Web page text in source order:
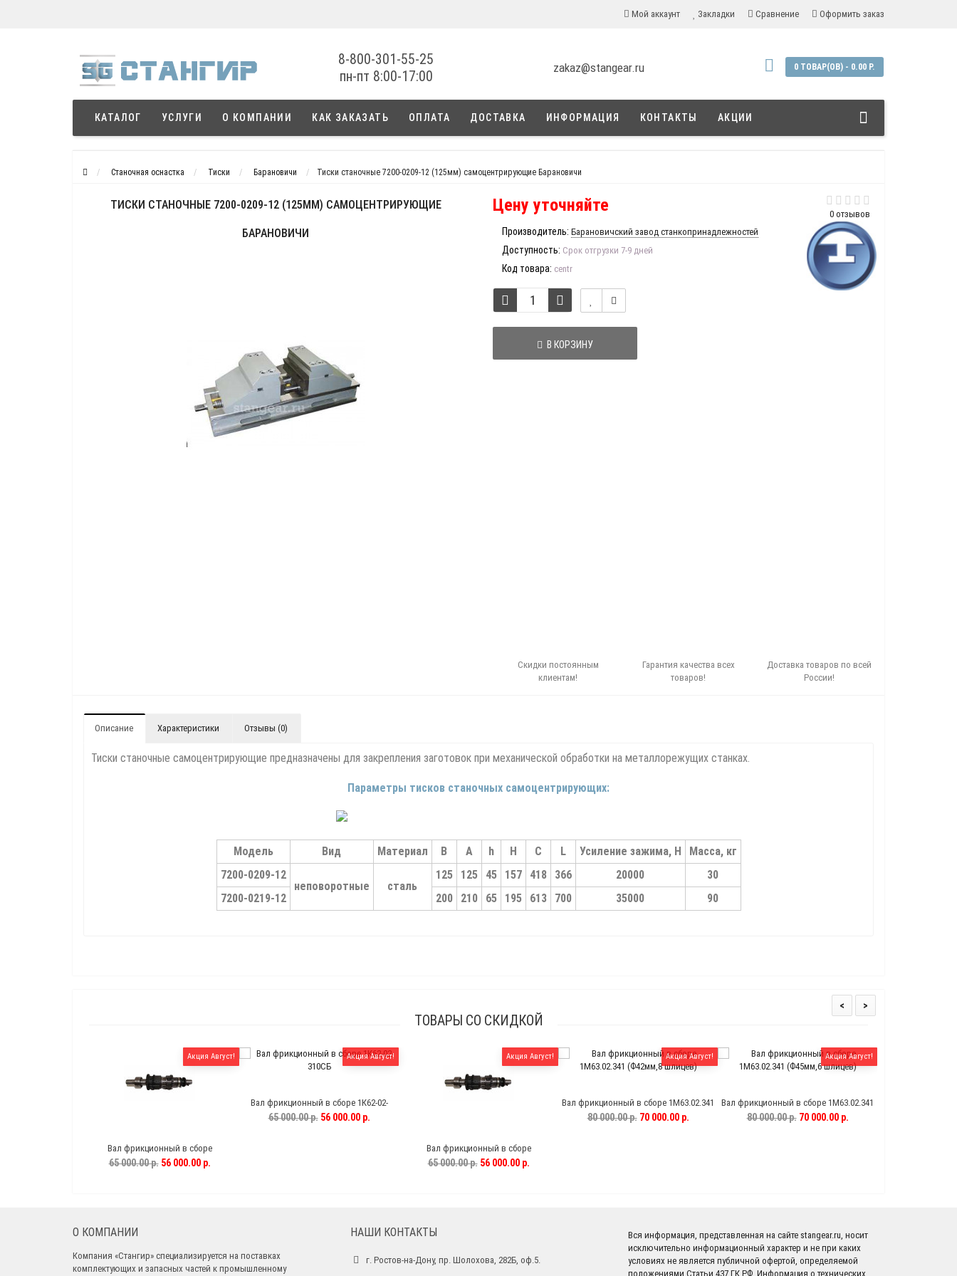
Мой аккаунт Закладки Сравнение Оформить заказ
8-800-301-55-25
пн-пт 8:00-17:00
zakaz@stangear.ru 0 ТОВАР(ОВ) - 0.00 Р.
КАТАЛОГ УСЛУГИ О КОМПАНИИ КАК ЗАКАЗАТЬ ОПЛАТА ДОСТАВКА ИНФОРМАЦИЯ КОНТАКТЫ АКЦИИ
Станочная оснастка Тиски Барановичи Тиски станочные 7200-0209-12 (125мм) самоцентрирующие Барановичи
ТИСКИ СТАНОЧНЫЕ 7200-0209-12 (125ММ) САМОЦЕНТРИРУЮЩИЕ
БАРАНОВИЧИ
0 отзывов
Цену уточняйте
Производитель: Барановичский завод станкопринадлежностей
Доступность: Срок отгрузки 7-9 дней
Код товара: centr
В КОРЗИНУ
Скидки постоянным
клиентам!
Гарантия качества всех
товаров!
Доставка товаров по всей
России!
Описание Характеристики Отзывы (0)
Тиски станочные самоцентрирующие предназначены для закрепления заготовок при механической обработки на металлорежущих станках.
Параметры тисков станочных самоцентрирующих:
Модель Вид Материал B A h H C L Усиление зажима, Н
Масса, кг
7200-0209-12
неповоротные
сталь
125 125 45 157 418 366 20000
30
7200-0219-12
200 210 65 195 613 700 35000 90
ТОВАРЫ СО СКИДКОЙ
Акция Август!
Вал фрикционный в сборе
16К20.020.610СБ
65 000.00 р.56 000.00 р.
Акция Август!
Вал фрикционный в сборе 1К62-02-
310СБ
65 000.00 р.56 000.00 р.
Акция Август!
Вал фрикционный в сборе
1К62Д.020.015
65 000.00 р.56 000.00 р.
Акция Август!
Вал фрикционный в сборе 1М63.02.341
(Ф42мм,8 шлицев)
80 000.00 р.70 000.00 р.
Акция Август!
Вал фрикционный в сборе 1М63.02.341
(Ф45мм,6 шлицев)
80 000.00 р.70 000.00 р.
< >
О КОМПАНИИ
Компания «Стангир» специализируется на поставках
комплектующих и запасных частей к промышленному
НАШИ КОНТАКТЫ
г. Ростов-на-Дону, пр. Шолохова, 282Б, оф.5.
Вся информация, представленная на сайте stangear.ru, носит
исключительно информационный характер и не при каких
условиях не является публичной офертой, определяемой
положениями Статьи 437 ГК РФ. Информация о технических